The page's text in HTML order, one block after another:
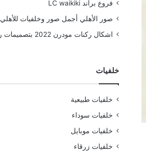
فروع براند LC waikiki
صور الأهلي أجمل صور وخلفيات للأهلي
اشكال ركنات مودرن 2022 بتصميمات رائعة
خلفيات
خلفيات طبيعية
خلفيات سوداء
خلفيات موبايل
خلفيات زرقاء